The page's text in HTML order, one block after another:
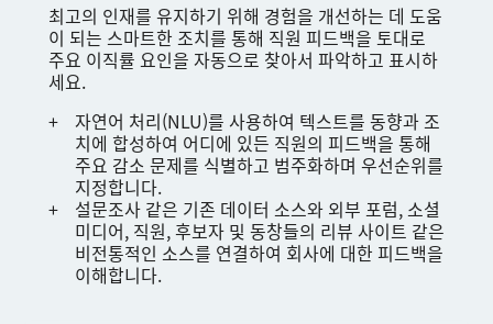
최고의 인재를 유지하기 위해 경험을 개선하는 데 도움
이 되는 스마트한 조치를 통해 직원 피드백을 토대로
주요 이직률 요인을 자동으로 찾아서 파악하고 표시하
세요.
자연어 처리(NLU)를 사용하여 텍스트를 동향과 조
치에 합성하여 어디에 있든 직원의 피드백을 통해
주요 감소 문제를 식별하고 범주화하며 우선순위를
지정합니다.
설문조사 같은 기존 데이터 소스와 외부 포럼, 소셜
미디어, 직원, 후보자 및 동창들의 리뷰 사이트 같은
비전통적인 소스를 연결하여 회사에 대한 피드백을
이해합니다.